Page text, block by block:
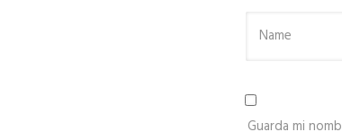
Guarda mi